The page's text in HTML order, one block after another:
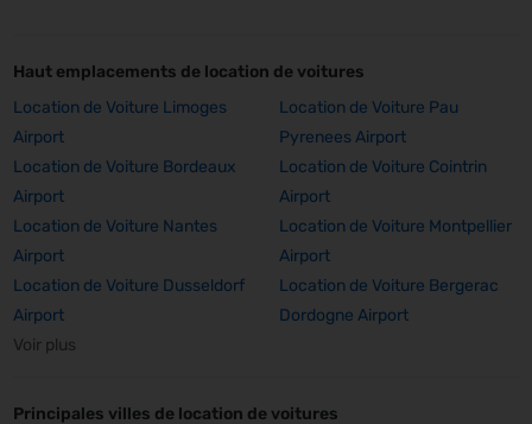
Haut emplacements de location de voitures
Location de Voiture Limoges
Airport
Location de Voiture Pau
Pyrenees Airport
Location de Voiture Bordeaux
Airport
Location de Voiture Cointrin
Airport
Location de Voiture Nantes
Airport
Location de Voiture Montpellier
Airport
Location de Voiture Dusseldorf
Airport
Location de Voiture Bergerac
Dordogne Airport
Voir plus
Principales villes de location de voitures